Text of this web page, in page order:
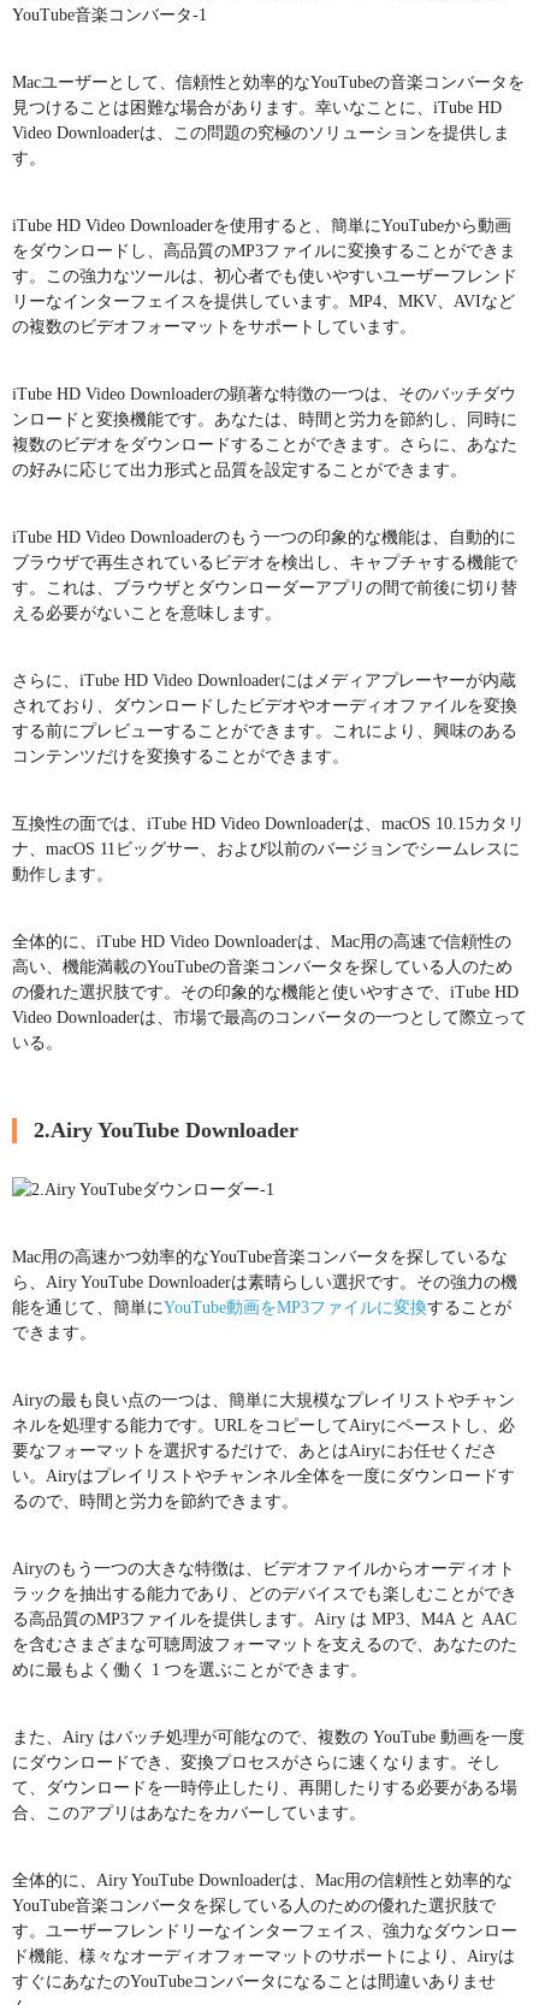
Macユーザーとして、信頼性と効率的なYouTubeの音楽コンバータを
見つけることは困難な場合があります。幸いなことに、iTube HD
Video Downloaderは、この問題の究極のソリューションを提供しま
す。
iTube HD Video Downloaderを使用すると、簡単にYouTubeから動画
をダウンロードし、高品質のMP3ファイルに変換することができま
す。この強力なツールは、初心者でも使いやすいユーザーフレンド
リーなインターフェイスを提供しています。MP4、MKV、AVIなど
の複数のビデオフォーマットをサポートしています。
iTube HD Video Downloaderの顕著な特徴の一つは、そのバッチダウ
ンロードと変換機能です。あなたは、時間と労力を節約し、同時に
複数のビデオをダウンロードすることができます。さらに、あなた
の好みに応じて出力形式と品質を設定することができます。
iTube HD Video Downloaderのもう一つの印象的な機能は、自動的に
ブラウザで再生されているビデオを検出し、キャプチャする機能で
す。これは、ブラウザとダウンローダーアプリの間で前後に切り替
える必要がないことを意味します。
さらに、iTube HD Video Downloaderにはメディアプレーヤーが内蔵
されており、ダウンロードしたビデオやオーディオファイルを変換
する前にプレビューすることができます。これにより、興味のある
コンテンツだけを変換することができます。
互換性の面では、iTube HD Video Downloaderは、macOS 10.15カタリ
ナ、macOS 11ビッグサー、および以前のバージョンでシームレスに
動作します。
全体的に、iTube HD Video Downloaderは、Mac用の高速で信頼性の
高い、機能満載のYouTubeの音楽コンバータを探している人のため
の優れた選択肢です。その印象的な機能と使いやすさで、iTube HD
Video Downloaderは、市場で最高のコンバータの一つとして際立って
いる。
2.Airy YouTube Downloader
Mac用の高速かつ効率的なYouTube音楽コンバータを探しているな
ら、Airy YouTube Downloaderは素晴らしい選択です。その強力の機
能を通じて、簡単にYouTube動画をMP3ファイルに変換することが
できます。
Airyの最も良い点の一つは、簡単に大規模なプレイリストやチャン
ネルを処理する能力です。URLをコピーしてAiryにペーストし、必
要なフォーマットを選択するだけで、あとはAiryにお任せくださ
い。Airyはプレイリストやチャンネル全体を一度にダウンロードす
るので、時間と労力を節約できます。
Airyのもう一つの大きな特徴は、ビデオファイルからオーディオト
ラックを抽出する能力であり、どのデバイスでも楽しむことができ
る高品質のMP3ファイルを提供します。Airy は MP3、M4A と AAC
を含むさまざまな可聴周波フォーマットを支えるので、あなたのた
めに最もよく働く 1 つを選ぶことができます。
また、Airy はバッチ処理が可能なので、複数の YouTube 動画を一度
にダウンロードでき、変換プロセスがさらに速くなります。そし
て、ダウンロードを一時停止したり、再開したりする必要がある場
合、このアプリはあなたをカバーしています。
全体的に、Airy YouTube Downloaderは、Mac用の信頼性と効率的な
YouTube音楽コンバータを探している人のための優れた選択肢で
す。ユーザーフレンドリーなインターフェイス、強力なダウンロー
ド機能、様々なオーディオフォーマットのサポートにより、Airyは
すぐにあなたのYouTubeコンバータになることは間違いありませ